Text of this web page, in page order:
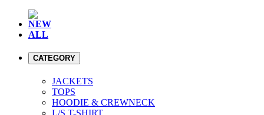
NEW
ALL
CATEGORY
JACKETS
TOPS
HOODIE & CREWNECK
L/S T-SHIRT